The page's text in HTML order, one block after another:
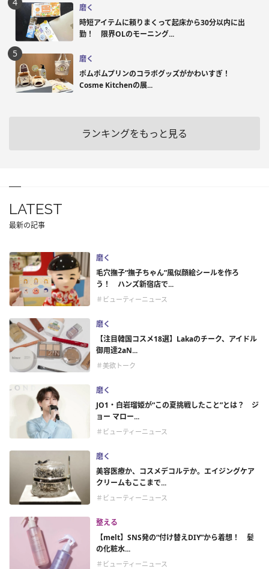
磨く
時短アイテムに頼りまくって起床から30分以内に出
勤！ 限界OLのモーニング...
磨く
ポムポムプリンのコラボグッズがかわいすぎ！
Cosme Kitchenの展...
ランキングをもっと見る
LATEST
最新の記事
磨く
毛穴撫子“撫子ちゃん”風似顔絵シールを作ろ
う！ ハンズ新宿店で...
＃ビューティーニュース
磨く
【注目韓国コスメ18選】Lakaのチーク、アイドル
御用達2aN...
＃美欲トーク
磨く
JO1・白岩瑠姫が“この夏挑戦したこと”とは？ ジ
ョー マロー...
＃ビューティーニュース
磨く
美容医療か、コスメデコルテか。エイジングケア
クリームもここまで...
＃ビューティーニュース
整える
【melt】SNS発の“付け替えDIY”から着想！ 髪
の化粧水...
＃ビューティーニュース